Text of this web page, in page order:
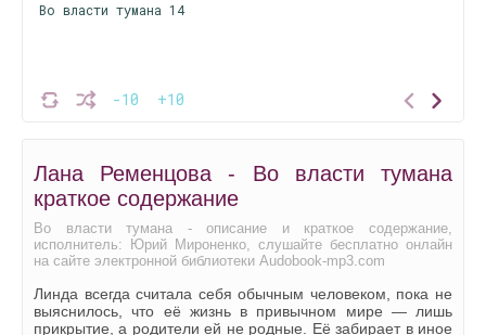
-10 +10
Во власти тумана 14
Лана Ременцова - Во власти тумана
краткое содержание
Во власти тумана - описание и краткое содержание,
исполнитель: Юрий Мироненко, слушайте бесплатно онлайн
на сайте электронной библиотеки Audobook-mp3.com
Линда всегда считала себя обычным человеком, пока не
выяснилось, что её жизнь в привычном мире — лишь
прикрытие, а родители ей не родные. Её забирает в иное